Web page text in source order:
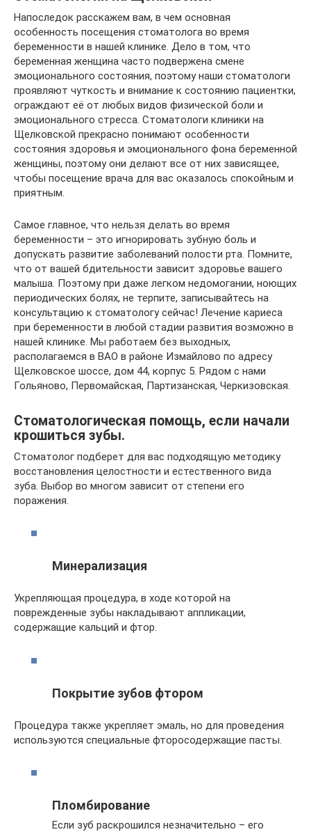
Напоследок расскажем вам, в чем основная
особенность посещения стоматолога во время
беременности в нашей клинике. Дело в том, что
беременная женщина часто подвержена смене
эмоционального состояния, поэтому наши стоматологи
проявляют чуткость и внимание к состоянию пациентки,
ограждают её от любых видов физической боли и
эмоционального стресса. Стоматологи клиники на
Щелковской прекрасно понимают особенности
состояния здоровья и эмоционального фона беременной
женщины, поэтому они делают все от них зависящее,
чтобы посещение врача для вас оказалось спокойным и
приятным.
Самое главное, что нельзя делать во время
беременности – это игнорировать зубную боль и
допускать развитие заболеваний полости рта. Помните,
что от вашей бдительности зависит здоровье вашего
малыша. Поэтому при даже легком недомогании, ноющих
периодических болях, не терпите, записывайтесь на
консультацию к стоматологу сейчас! Лечение кариеса
при беременности в любой стадии развития возможно в
нашей клинике. Мы работаем без выходных,
располагаемся в ВАО в районе Измайлово по адресу
Щелковское шоссе, дом 44, корпус 5. Рядом с нами
Гольяново, Первомайская, Партизанская, Черкизовская.
Стоматологическая помощь, если начали
крошиться зубы.
Стоматолог подберет для вас подходящую методику
восстановления целостности и естественного вида
зуба. Выбор во многом зависит от степени его
поражения.
Минерализация
Укрепляющая процедура, в ходе которой на
поврежденные зубы накладывают аппликации,
содержащие кальций и фтор.
Покрытие зубов фтором
Процедура также укрепляет эмаль, но для проведения
используются специальные фторосодержащие пасты.
Пломбирование
Если зуб раскрошился незначительно – его